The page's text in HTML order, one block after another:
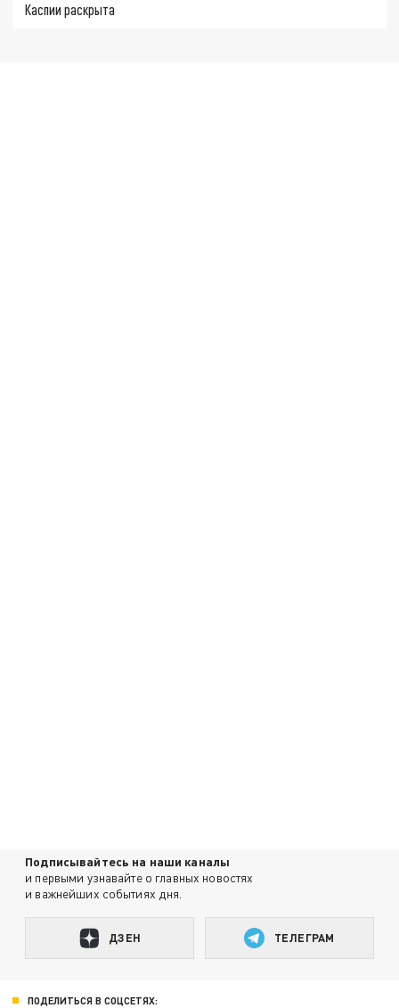
Каспии раскрыта
Подписывайтесь на наши каналы
и первыми узнавайте о главных новостях
и важнейших событиях дня.
ДЗЕН ТЕЛЕГРАМ
ПОДЕЛИТЬСЯ В СОЦСЕТЯХ: